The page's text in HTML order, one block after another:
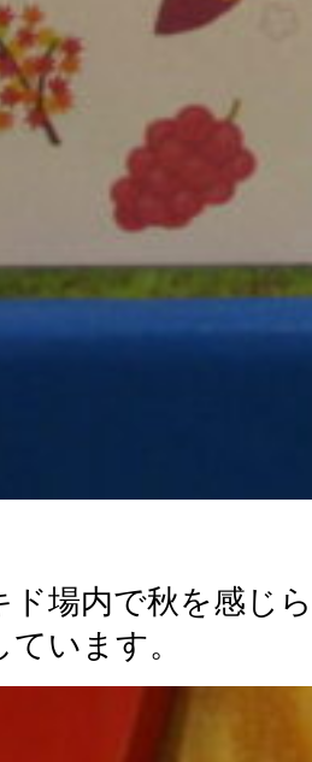
ド場内で秋を感じ
います。